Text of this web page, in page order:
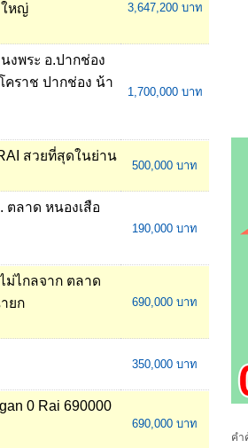
ใหญ่
3,647,200 บาท
งพระ อ.ปากช่อง
คราช ปากช่อง น้า
1,700,000 บาท
สวยที่สุดในย่าน
500,000 บาท
ตลาด หนองเสือ
190,000 บาท
ม่ไกลจาก ตลาด
ยก
690,000 บาท
350,000 บาท
0 Rai 690000
690,000 บาท
คำ